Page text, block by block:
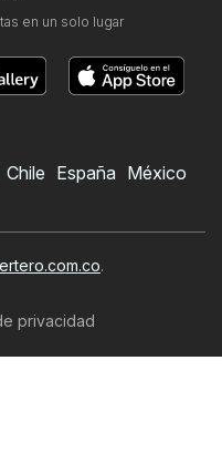
en un solo lugar
Chile España México
.
privacidad